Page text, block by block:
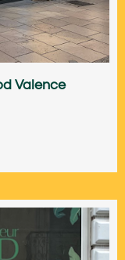
Valence